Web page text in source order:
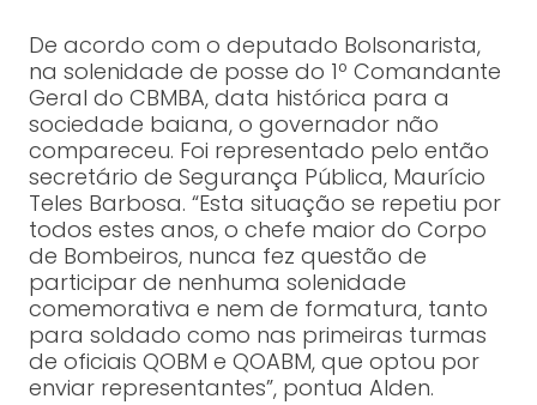
De acordo com o deputado Bolsonarista,
na solenidade de posse do 1º Comandante
Geral do CBMBA, data histórica para a
sociedade baiana, o governador não
compareceu. Foi representado pelo então
secretário de Segurança Pública, Maurício
Teles Barbosa. “Esta situação se repetiu por
todos estes anos, o chefe maior do Corpo
de Bombeiros, nunca fez questão de
participar de nenhuma solenidade
comemorativa e nem de formatura, tanto
para soldado como nas primeiras turmas
de oficiais QOBM e QOABM, que optou por
enviar representantes”, pontua Alden.